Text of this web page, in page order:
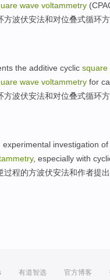
wave voltammetry (
方波伏安法和对位叠式循环
the additive cyclic square
wave voltammetry for
方波伏安法和对位叠式循环
experimental investigation of
, especially with
过程的方波伏安法和作者提
有道智选 官方博客